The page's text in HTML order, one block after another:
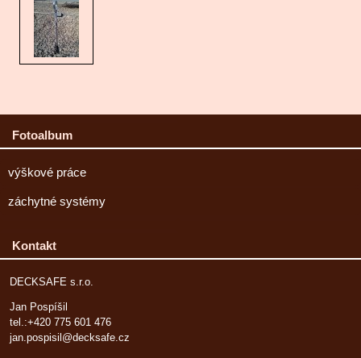
Fotoalbum
výškové práce
záchytné systémy
Kontakt
DECKSAFE s.r.o.
Jan Pospíšil
tel.:+420 775 601 476
jan.pospisil@decksafe.cz